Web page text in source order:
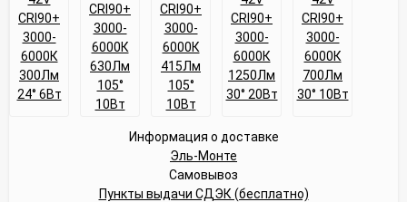
Информация о доставке
Эль-Монте
Самовывоз
Пункты выдачи СДЭК (бесплатно)